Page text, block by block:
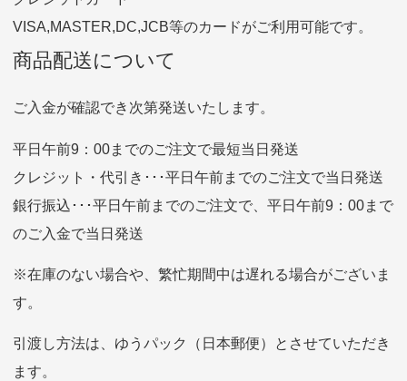
他銀行から
店番
預金種目 普通預金
口座番号 0776226
口座名義 株式会社一条
クレジットカード
選びいただけない場合がございます。
VISA,MASTER,DC,JCB等のカードがご利用可能です。
商品配送について
ご入金が確認でき次第発送いたします。
平日午前9：00までのご注文で最短当日発送
クレジット・代引き･･･平日午前までのご注文で当日発送
銀行振込･･･平日午前までのご注文で、平日午前9：00まで
のご入金で当日発送
※在庫のない場合や、繁忙期間中は遅れる場合がございま
す。
引渡し方法は、ゆうパック（日本郵便）とさせていただき
ます。